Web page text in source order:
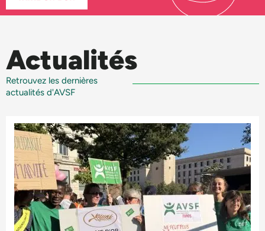
Actualités
Retrouvez les dernières
actualités d'AVSF